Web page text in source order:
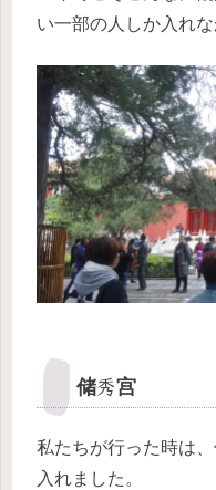
い一部の人しか入れな
储秀宫
私たちが行った時は
入れました。